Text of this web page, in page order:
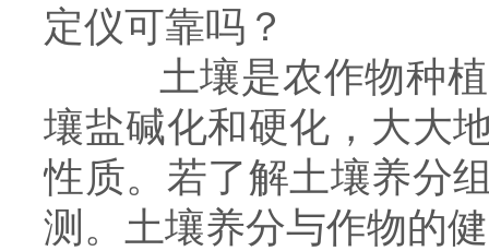
定仪可靠吗？
土壤是农作物种植
壤盐碱化和硬化，大大
性质。若了解土壤养分
测。土壤养分与作物的